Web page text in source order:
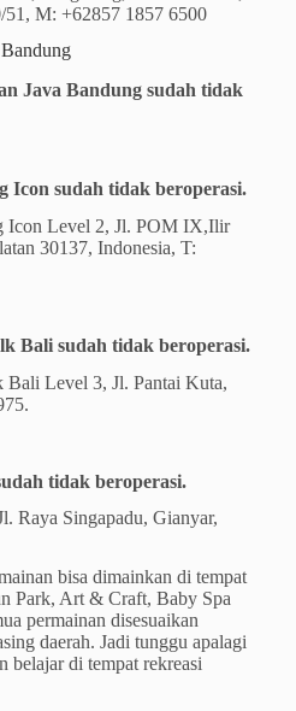
51, M: +62857 1857 6500
Java Bandung sudah tidak
Icon sudah tidak beroperasi.
Icon Level 2, Jl. POM IX,Ilir
30137, Indonesia, T:
Bali sudah tidak beroperasi.
Bali Level 3, Jl. Pantai Kuta,
tidak beroperasi.
Raya Singapadu, Gianyar,
bisa dimainkan di tempat
Park, Art & Craft, Baby Spa
permainan disesuaikan
daerah. Jadi tunggu apalagi
belajar di tempat rekreasi